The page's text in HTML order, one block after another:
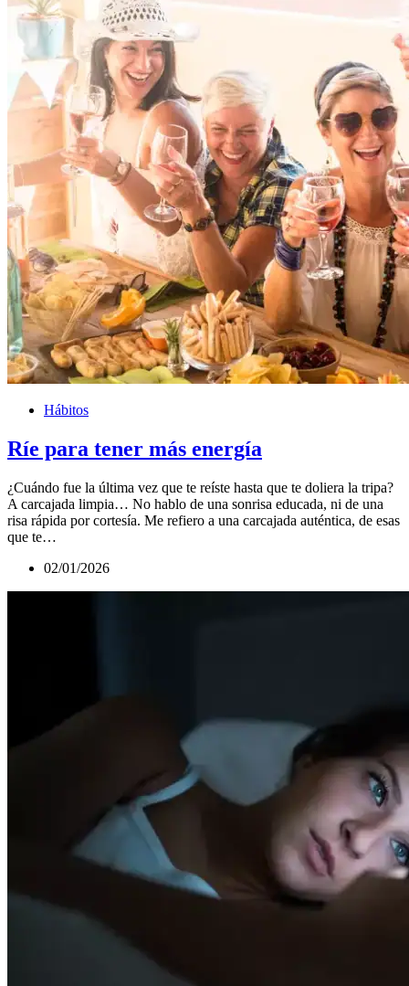
Hábitos
Ríe para tener más energía
¿Cuándo fue la última vez que te reíste hasta que te doliera la tripa?
A carcajada limpia… No hablo de una sonrisa educada, ni de una
risa rápida por cortesía. Me refiero a una carcajada auténtica, de esas
que te…
02/01/2026